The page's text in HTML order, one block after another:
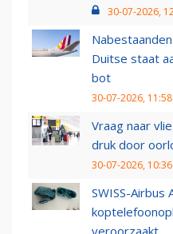
30-07-2026,
Duitse staat
bot
30-07-2026, 11:58
Vraag naar
druk door
30-07-2026, 10:36
SWISS-
veroorzaakt